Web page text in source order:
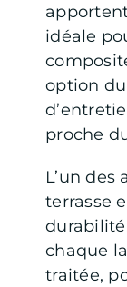
idéale
option
proche
L’un des
terrasse
chaque
traitée,